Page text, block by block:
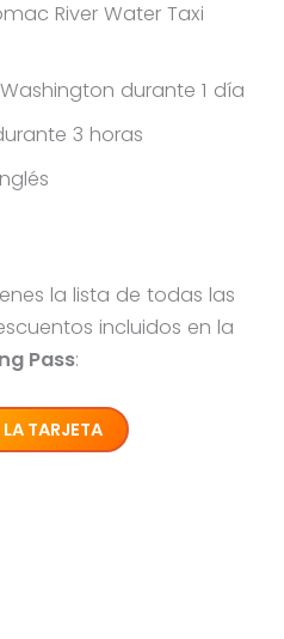
River Water Taxi
durante 1 día
3 horas
la lista de todas las
incluidos en la
Pass:
TARJETA